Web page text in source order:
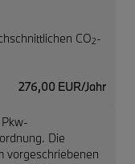
CO2-
276,00 EUR/Jahr
Die
vorgeschriebenen